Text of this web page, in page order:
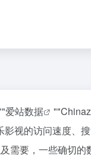
爱站数据 ""
视的访问速度、
需要，一些确切的